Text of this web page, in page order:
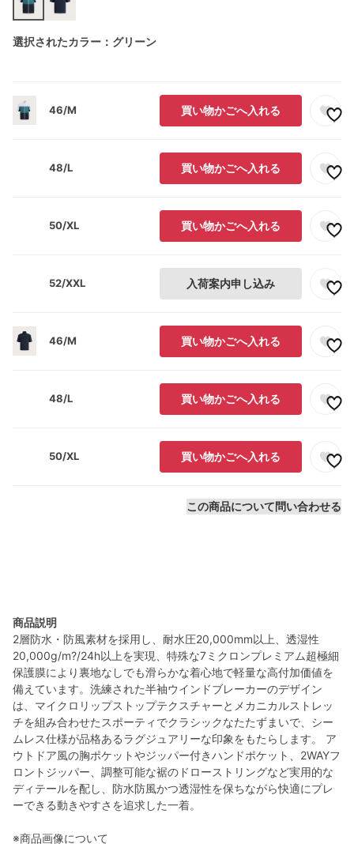
選択されたカラー：グリーン
46/M 買い物かごへ入れる
48/L 買い物かごへ入れる
50/XL 買い物かごへ入れる
52/XXL 入荷案内申し込み
46/M 買い物かごへ入れる
48/L 買い物かごへ入れる
50/XL 買い物かごへ入れる
この商品について問い合わせる
商品説明
2層防水・防風素材を採用し、耐水圧20,000mm以上、透湿性
20,000g/m?/24h以上を実現、特殊な7ミクロンプレミアム超極細
保護膜により裏地なしでも滑らかな着心地で軽量な高付加価値を
備えています。洗練された半袖ウインドブレーカーのデザイン
は、マイクロリップストップテクスチャーとメカニカルストレッ
チを組み合わせたスポーティでクラシックなたたずまいで、シー
ムレス仕様が品格あるラグジュアリーな印象をもたらします。 ア
ウトドア風の胸ポケットやジッパー付きハンドポケット、2WAYフ
ロントジッパー、調整可能な裾のドローストリングなど実用的な
ディテールを配し、防水防風かつ透湿性を保ちながら快適にプレ
ーできる動きやすさを追求した一着。
※商品画像について